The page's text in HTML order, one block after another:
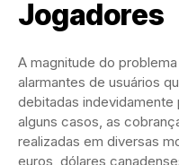
Jogadores
A magnitude do
alarmantes de usuários
debitadas indevidamente
alguns casos, as
realizadas em diversas
euros, dólares